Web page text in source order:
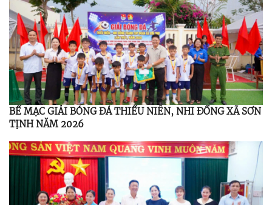
BẾ MẠC GIẢI BÓNG ĐÁ THIẾU NIÊN, NHI ĐỒNG XÃ SƠN
TỊNH NĂM 2026